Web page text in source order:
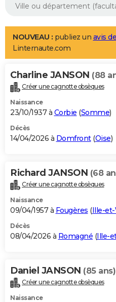
Aménagement intérieur
LIFESTYLE
Art de vivre
Bien-être
Loisirs
Mode
Modes de vie
Alimentation
Guide de la santé
Maladies
Médicaments
Sommeil
VOYAGE
Destinations
City break
Voyage nature
Voyage de noces
Forum
Climat
+PHOTO
GUIDES D'ACHAT
BONS PLANS
Carte de Noël
Carte Bonne année
Carte Saint-Valentin
Carte Pâques
Carte d'anniversaire
DICTIONNAIRE
Dictionnaire
Biographies
Citations
Expressions
Proverbes
PROGRAMME TV
S'inscrire
Se connecter
Lycées
Collèges
Primaires
Universités
Entreprises
Service militaire
Avis de recherche
AVIS DE DÉCÈS
Bricolage
Lifestyle
Culture
Sport
Auto
Television
Voyage
Cinema
NOUVEAU : publiez un avis
Linternaute.com
Charline JANSON (88
Créer une cagnotte obsèques
Naissance
23/10/1937 à Corbie (Somme)
Décès
14/04/2026 à Domfront(Oise)
Richard JANSON (68
Créer une cagnotte obsèques
Naissance
09/04/1957 à Fougères (Ille-et-
Décès
08/04/2026 à Romagné (Ille-
Daniel JANSON (85 ans)
Créer une cagnotte obsèques
Naissance